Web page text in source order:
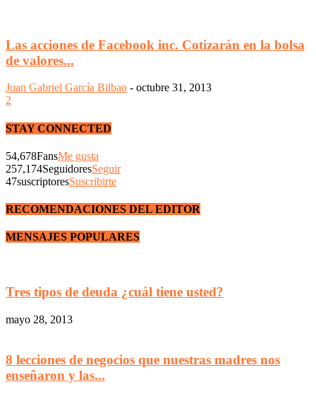
Las acciones de Facebook inc. Cotizarán en la bolsa
de valores...
Juan Gabriel García Bilbao - octubre 31, 2013
2
STAY CONNECTED
54,678FansMe gusta
257,174SeguidoresSeguir
47suscriptoresSuscribirte
RECOMENDACIONES DEL EDITOR
MENSAJES POPULARES
Tres tipos de deuda ¿cuál tiene usted?
mayo 28, 2013
8 lecciones de negocios que nuestras madres nos
enseñaron y las...